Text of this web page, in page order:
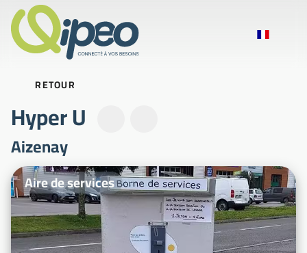
RETOUR
Hyper U
Aizenay
Photos d'illustration
Aire de services